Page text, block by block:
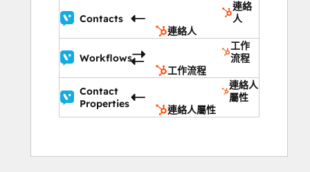
Contacts
連絡
人
連絡人
Workflows
工作
流程
工作流程
Contact
Properties
連絡人
屬性
連絡人屬性